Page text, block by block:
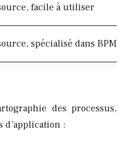
facile à utiliser
spécialisé dans BPMN
des processus,
d’application :